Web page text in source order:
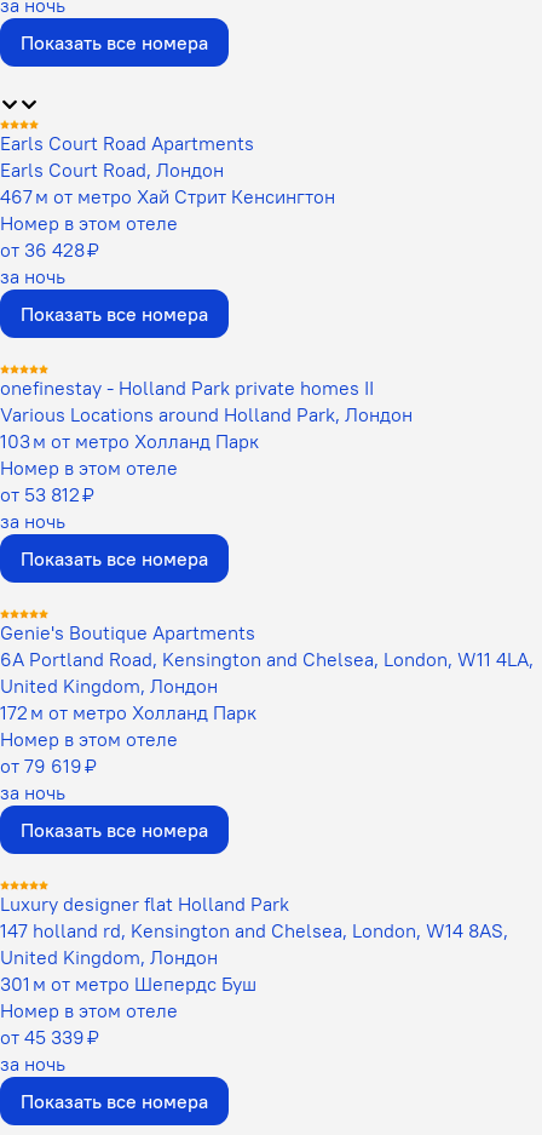
Показать все номера
Earls Court Road Apartments
Earls Court Road, Лондон
467 м от метро Хай Стрит Кенсингтон
Номер в этом отеле
от 36 428 ₽
за ночь
Показать все номера
onefinestay - Holland Park private homes II
Various Locations around Holland Park, Лондон
103 м от метро Холланд Парк
Номер в этом отеле
от 53 812 ₽
за ночь
Показать все номера
Genie's Boutique Apartments
6A Portland Road, Kensington and Chelsea, London, W11 4LA,
United Kingdom, Лондон
172 м от метро Холланд Парк
Номер в этом отеле
от 79 619 ₽
за ночь
Показать все номера
Luxury designer flat Holland Park
147 holland rd, Kensington and Chelsea, London, W14 8AS,
United Kingdom, Лондон
301 м от метро Шепердс Буш
Номер в этом отеле
от 45 339 ₽
за ночь
Показать все номера